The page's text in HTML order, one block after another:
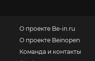
О проекте Be-in.ru
О проекте Beinopen
Команда и контакты